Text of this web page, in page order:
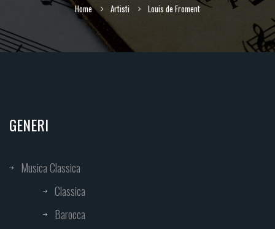
Home Artisti Louis de Froment
GENERI
Musica Classica
Classica
Barocca